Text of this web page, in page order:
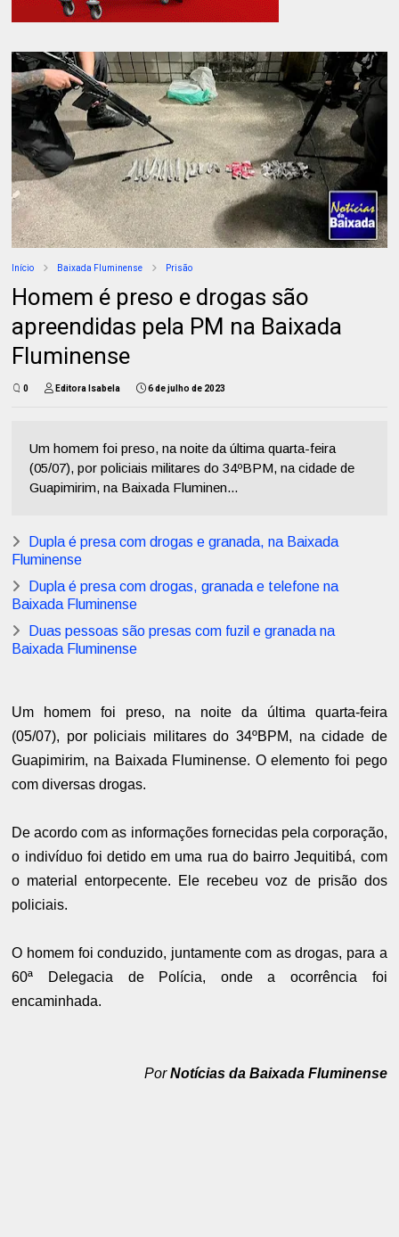
Início Baixada Fluminense Prisão
Homem é preso e drogas são
apreendidas pela PM na Baixada
Fluminense
0 Editora Isabela 6 de julho de 2023
Um homem foi preso, na noite da última quarta-feira
(05/07), por policiais militares do 34ºBPM, na cidade de
Guapimirim, na Baixada Fluminen...
Dupla é presa com drogas e granada, na Baixada
Fluminense
Dupla é presa com drogas, granada e telefone na
Baixada Fluminense
Duas pessoas são presas com fuzil e granada na
Baixada Fluminense
Um homem foi preso, na noite da última quarta-feira
(05/07), por policiais militares do 34ºBPM, na cidade de
Guapimirim, na Baixada Fluminense. O elemento foi pego
com diversas drogas.
De acordo com as informações fornecidas pela corporação,
o indivíduo foi detido em uma rua do bairro Jequitibá, com
o material entorpecente. Ele recebeu voz de prisão dos
policiais.
O homem foi conduzido, juntamente com as drogas, para a
60ª Delegacia de Polícia, onde a ocorrência foi
encaminhada.
PorNotícias da Baixada Fluminense